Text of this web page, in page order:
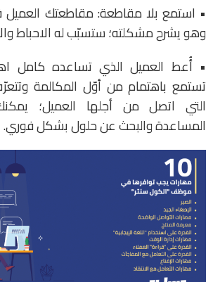
• استمع بلا مقاطعة: مقاطعتك العميل
وهو يشرح مشكلته؛ ستسبّب له الاحباط
• أُعط العميل الذي تساعده كامل
تستمع باهتمام من أوّل المكالمة
التي اتصل من أجلها العميل؛
المساعدة والبحث عن حلول بشكل فوري.